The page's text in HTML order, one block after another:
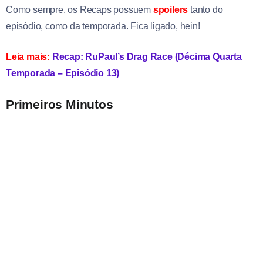
Como sempre, os Recaps possuem spoilers tanto do
episódio, como da temporada. Fica ligado, hein!
Leia mais: Recap: RuPaul’s Drag Race (Décima Quarta
Temporada – Episódio 13)
Primeiros Minutos